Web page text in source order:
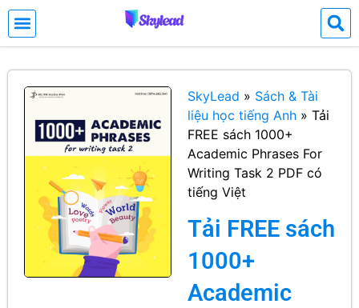
SkyLead » Sách & Tài
liệu học tiếng Anh » Tải
FREE sách 1000+
Academic Phrases For
Writing Task 2 PDF có
tiếng Việt
Tải FREE sách
1000+
Academic